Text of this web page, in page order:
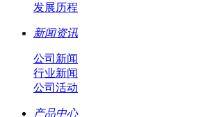
发展历程
新闻资讯
公司新闻
行业新闻
公司活动
产品中心